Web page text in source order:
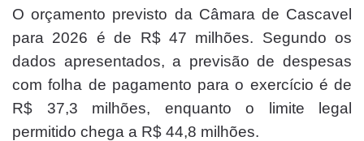
O orçamento previsto da Câmara de Cascavel
para 2026 é de R$ 47 milhões. Segundo os
dados apresentados, a previsão de despesas
com folha de pagamento para o exercício é de
R$ 37,3 milhões, enquanto o limite legal
permitido chega a R$ 44,8 milhões.